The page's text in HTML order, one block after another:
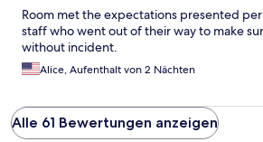
Room met the expectations presented
staff who went out of their way to make
without incident.
Alice, Aufenthalt von 2 Nächten
Alle 61 Bewertungen anzeigen